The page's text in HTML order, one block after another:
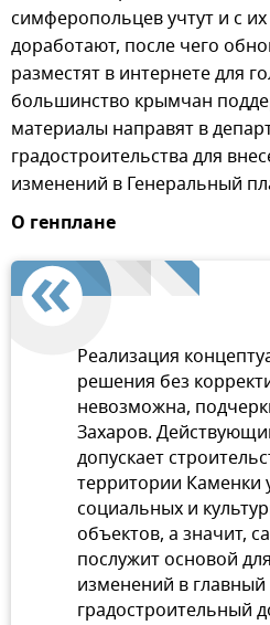
симферопольцев учтут и с
доработают, после чего
разместят в интернете для
большинство крымчан
материалы направят в
градостроительства для
изменений в Генеральный
О генплане
Реализация
решения без
невозможна,
Захаров.
допускает
территории Каменки
социальных и
объектов, а значит,
послужит основой
изменений в главный
градостроительный